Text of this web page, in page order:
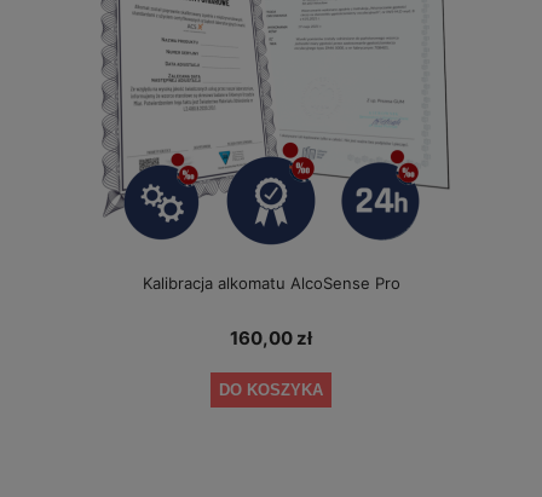
Kalibracja alkomatu AlcoSense Pro
160,00 zł
DO KOSZYKA